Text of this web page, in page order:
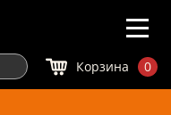
Корзина 0